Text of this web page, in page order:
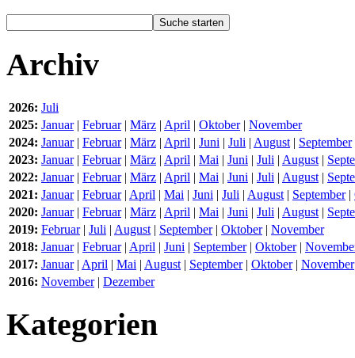
Archiv
2026: Juli
2025: Januar| Februar| März | April | Oktober| November
2024: Januar| Februar| März | April | Juni | Juli | August | September
2023: Januar| Februar| März | April | Mai | Juni | Juli | August |
2022: Januar| Februar| März | April | Mai | Juni | Juli | August |
2021: Januar| Februar| April | Mai | Juni | Juli | August | September|
2020: Januar| Februar| März | April | Mai | Juni | Juli | August |
2019: Februar| Juli | August | September| Oktober| November
2018: Januar| Februar| April | Juni | September| Oktober|
2017: Januar| April | Mai | August | September| Oktober| November
2016: November| Dezember
Kategorien